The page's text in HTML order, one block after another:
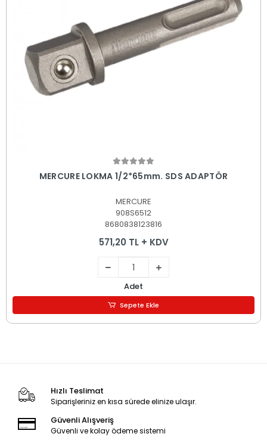
Sepete Ekle
MERCURE LOKMA 1/2*65mm. SDS ADAPTÖR
MERCURE
908S6512
8680838123816
571,20 TL + KDV
Adet
Sepete Ekle
Hızlı Teslimat
Siparişleriniz en kısa sürede elinize ulaşır.
Güvenli Alışveriş
Güvenli ve kolay ödeme sistemi